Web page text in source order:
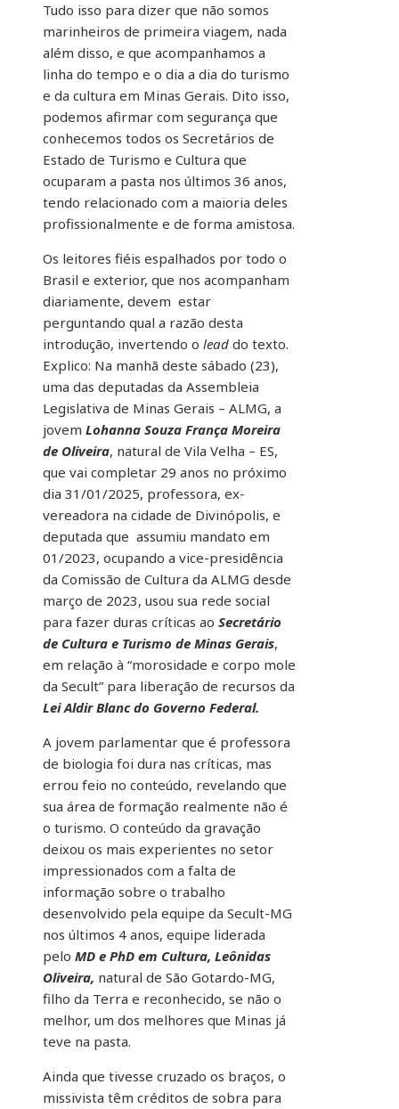
Tudo isso para dizer que não somos
marinheiros de primeira viagem, nada
além disso, e que acompanhamos a
linha do tempo e o dia a dia do turismo
e da cultura em Minas Gerais. Dito isso,
podemos afirmar com segurança que
conhecemos todos os Secretários de
Estado de Turismo e Cultura que
ocuparam a pasta nos últimos 36 anos,
tendo relacionado com a maioria deles
profissionalmente e de forma amistosa.
Os leitores fiéis espalhados por todo o
Brasil e exterior, que nos acompanham
diariamente, devem estar
perguntando qual a razão desta
introdução, invertendo o lead do texto.
Explico: Na manhã deste sábado (23),
uma das deputadas da Assembleia
Legislativa de Minas Gerais – ALMG, a
jovem Lohanna Souza França Moreira
de Oliveira, natural de Vila Velha – ES,
que vai completar 29 anos no próximo
dia 31/01/2025, professora, ex-
vereadora na cidade de Divinópolis, e
deputada que assumiu mandato em
01/2023, ocupando a vice-presidência
da Comissão de Cultura da ALMG desde
março de 2023, usou sua rede social
para fazer duras críticas ao Secretário
de Cultura e Turismo de Minas Gerais,
em relação à “morosidade e corpo mole
da Secult” para liberação de recursos da
Lei Aldir Blanc do Governo Federal.
A jovem parlamentar que é professora
de biologia foi dura nas críticas, mas
errou feio no conteúdo, revelando que
sua área de formação realmente não é
o turismo. O conteúdo da gravação
deixou os mais experientes no setor
impressionados com a falta de
informação sobre o trabalho
desenvolvido pela equipe da Secult-MG
nos últimos 4 anos, equipe liderada
pelo MD e PhD em Cultura, Leônidas
Oliveira, natural de São Gotardo-MG,
filho da Terra e reconhecido, se não o
melhor, um dos melhores que Minas já
teve na pasta.
Ainda que tivesse cruzado os braços, o
missivista têm créditos de sobra para